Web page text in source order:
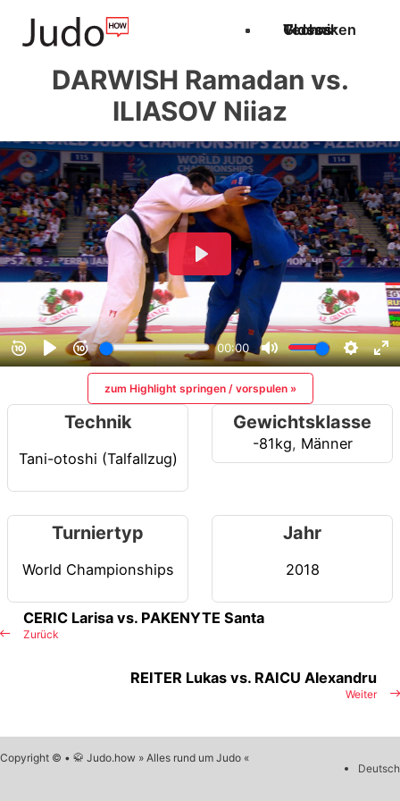
Techniken
Videos
Glossar
DARWISH Ramadan vs.
ILIASOV Niiaz
zum Highlight springen / vorspulen »
Technik
Tani-otoshi (Talfallzug)
Gewichtsklasse
-81kg, Männer
Turniertyp
World Championships
Jahr
2018
Zurück
CERIC Larisa vs. PAKENYTE Santa
Weiter
REITER Lukas vs. RAICU Alexandru
Copyright © • 🥋 Judo.how » Alles rund um Judo «
Deutsch